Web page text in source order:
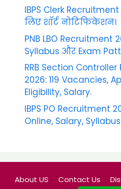
IBPS Clerk
लिए शॉर्ट नोटिफिकेशन।
PNB LBO Recruitment
Syllabus और Exam
RRB Section
2026: 119 Vacancies,
Eligibility, Salary.
IBPS PO Recruitment
Online, Salary,
About US Contact Us